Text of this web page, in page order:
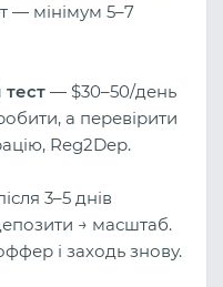
— мінімум 5–7
тест — $30–50/день
а перевірити
Reg2Dep.
3–5 днів
→ масштаб.
і заходь знову.